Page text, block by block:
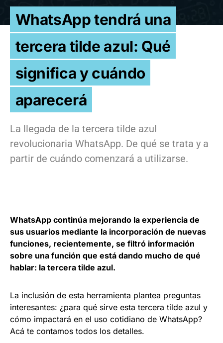
WhatsApp tendrá una
tercera tilde azul: Qué
significa y cuándo
aparecerá
La llegada de la tercera tilde azul
revolucionaria WhatsApp. De qué se trata y a
partir de cuándo comenzará a utilizarse.
WhatsApp continúa mejorando la experiencia de
sus usuarios mediante la incorporación de nuevas
funciones, recientemente, se filtró información
sobre una función que está dando mucho de qué
hablar: la tercera tilde azul.
La inclusión de esta herramienta plantea preguntas
interesantes: ¿para qué sirve esta tercera tilde azul y
cómo impactará en el uso cotidiano de WhatsApp?
Acá te contamos todos los detalles.